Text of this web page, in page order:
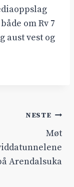
om Rv 7
aust vest og
NESTE
Møt
Arendalsuka